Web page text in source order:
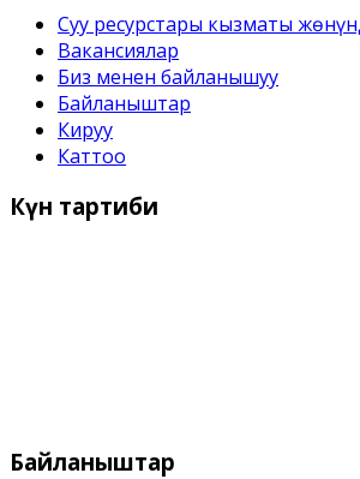
Суу ресурстары кызматы
Вакансиялар
Биз менен байланышуу
Байланыштар
Кируу
Каттоо
Күн тартиби
Байланыштар